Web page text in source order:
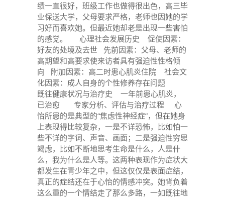
绩一直很好，班级工作也做得很出色，高三毕
业保送大学，父母要求严格，老师也因她的学
习好而喜欢她。但最近她却老是出现一些害怕
的感觉。 心理社会发展历史 促使因素：
好友的处境及去世 先前因素：父母、老师的
高期望和高要求使来访者具有强迫性性格倾
向 附加因素：高二时患心肌炎住院 社会文
化因素：成人自身的个性修养存在问题
既往健康状况与治疗史 一年前患心肌炎，
已治愈 专家分析、评估与治疗过程 心
怡所患的是典型的“焦虑性神经症”，但在她身
上表现得比较复杂，一是不详恐怖，比如怕一
些不详的字词、声音、画面；二是强迫性穷思
竭虑，比如不断地思考生命是什么，人是什
么，我为什么是人等。这两种表现作为症状大
都发生在青少年之中，但这仅仅是表面症结，
真正的症结还在于心怡的情感冲突。她背负着
这么重的一个情结走了那么多路，一如既往地